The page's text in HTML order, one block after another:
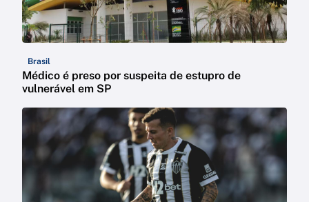
Brasil
Médico é preso por suspeita de estupro de
vulnerável em SP